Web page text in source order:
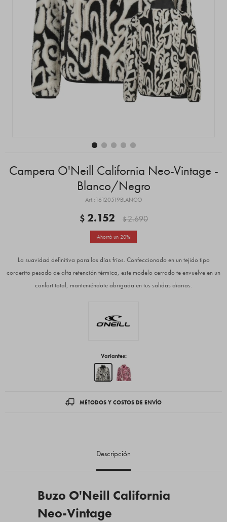
Campera O'Neill California Neo-Vintage -
Blanco/Negro
16120519BLANCO
$ 2.152 $2.690
20
La suavidad definitiva para los días fríos. Confeccionado en un tejido tipo
corderito pesado de alta retención térmica, este modelo cerrado te envuelve en un
confort total, manteniéndote abrigada en tus salidas diarias.
Variantes:
MÉTODOS Y COSTOS DE ENVÍO
Descripción
Buzo O'Neill California
Neo-Vintage